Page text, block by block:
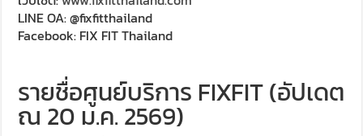
LINE OA: @fixfitthailand
Facebook: FIX FIT Thailand
รายชื่อศูนย์บริการ FIXFIT (อัปเดต
ณ 20 ม.ค. 2569)